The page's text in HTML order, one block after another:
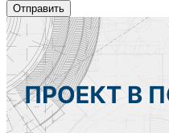
Отправить